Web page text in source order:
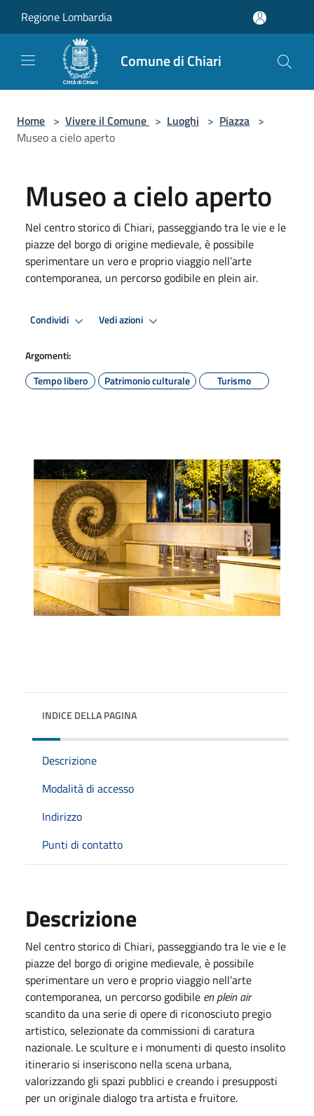
Regione Lombardia
Comune di Chiari
Home > Vivere il Comune > Luoghi > Piazza >
Museo a cielo aperto
Museo a cielo aperto
Nel centro storico di Chiari, passeggiando tra le vie e le
piazze del borgo di origine medievale, è possibile
sperimentare un vero e proprio viaggio nell’arte
contemporanea, un percorso godibile en plein air.
Condividi Vedi azioni
Argomenti:
Tempo libero
Patrimonio culturale Turismo
INDICE DELLA PAGINA
Descrizione
Modalità di accesso
Indirizzo
Punti di contatto
Descrizione
Nel centro storico di Chiari, passeggiando tra le vie e le
piazze del borgo di origine medievale, è possibile
sperimentare un vero e proprio viaggio nell’arte
contemporanea, un percorso godibile en plein air
scandito da una serie di opere di riconosciuto pregio
artistico, selezionate da commissioni di caratura
nazionale. Le sculture e i monumenti di questo insolito
itinerario si inseriscono nella scena urbana,
valorizzando gli spazi pubblici e creando i presupposti
per un originale dialogo tra artista e fruitore.